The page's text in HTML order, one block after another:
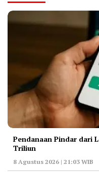
Pendanaan Pindar dari
Triliun
8 Agustus 2026 | 21:03 WIB